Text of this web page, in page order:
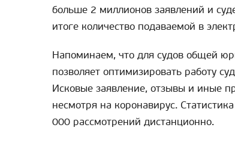
больше 2 миллионов заявлений и
итоге количество подаваемой в
Напоминаем, что для судов общей
позволяет оптимизировать работу
Исковые заявление, отзывы и иные
несмотря на коронавирус.
000 рассмотрений дистанционно.